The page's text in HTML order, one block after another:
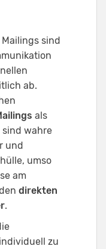
sind
ab.
als
sind wahre
und
umso
am
direkten
.
zu